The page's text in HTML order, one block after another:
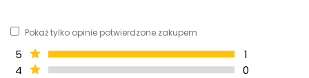
Pokaż tylko opinie potwierdzone zakupem
5
1
4
0